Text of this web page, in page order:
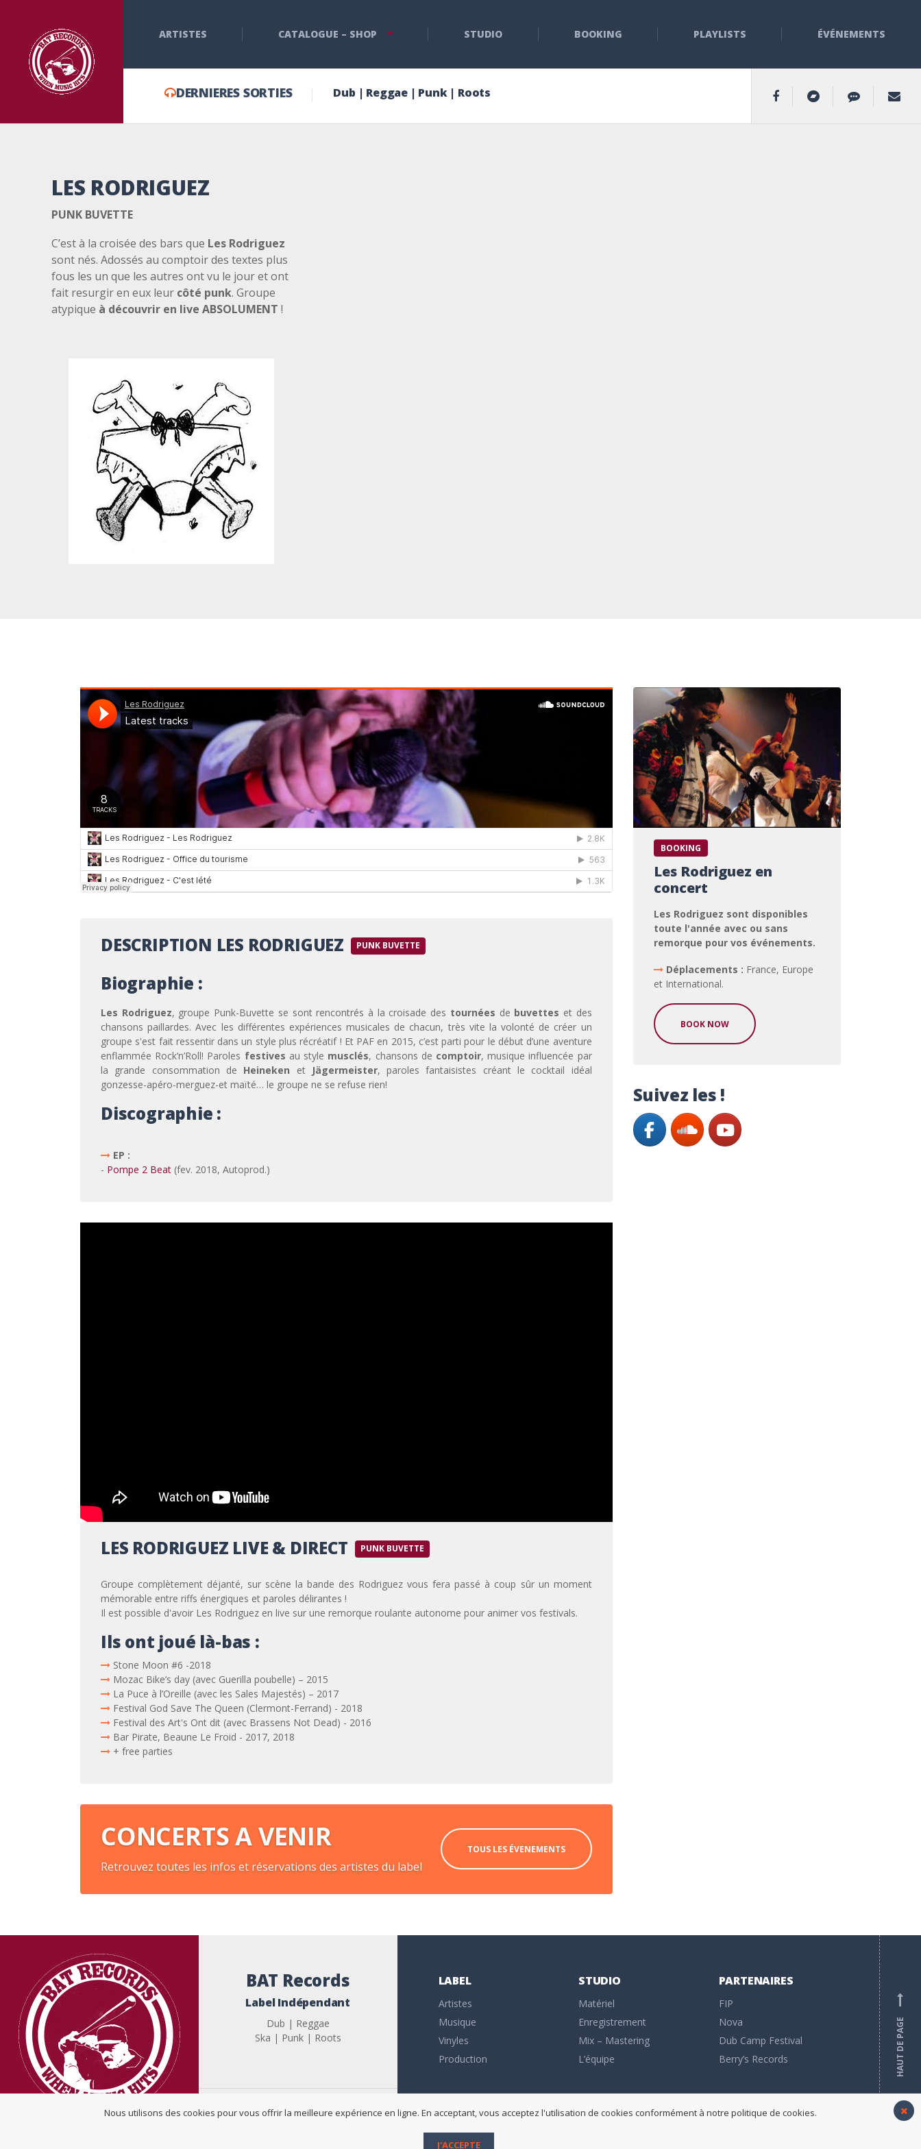
ARTISTES CATALOGUE – SHOP STUDIO BOOKING PLAYLISTS ÉVÉNEMENTS
DERNIERES SORTIES Dub | Reggae | Punk | Roots
LES RODRIGUEZ
PUNK BUVETTE
C’est à la croisée des bars que Les Rodriguez
sont nés. Adossés au comptoir des textes plus
fous les un que les autres ont vu le jour et ont
fait resurgir en eux leur côté punk. Groupe
atypique à découvrir en live ABSOLUMENT !
DESCRIPTION LES RODRIGUEZ PUNK BUVETTE
Biographie :
Les Rodriguez, groupe Punk-Buvette se sont rencontrés à la croisade des tournées de buvettes et des
chansons paillardes. Avec les différentes expériences musicales de chacun, très vite la volonté de créer un
groupe s'est fait ressentir dans un style plus récréatif ! Et PAF en 2015, c’est parti pour le début d’une aventure
enflammée Rock’n’Roll! Paroles festives au style musclés, chansons de comptoir, musique influencée par
la grande consommation de Heineken et Jägermeister, paroles fantaisistes créant le cocktail idéal
gonzesse-apéro-merguez-et maïté… le groupe ne se refuse rien!
Discographie :
EP :
- Pompe 2 Beat (fev. 2018, Autoprod.)
LES RODRIGUEZ LIVE & DIRECT PUNK BUVETTE
Groupe complètement déjanté, sur scène la bande des Rodriguez vous fera passé à coup sûr un moment
mémorable entre riffs énergiques et paroles délirantes !
Il est possible d'avoir Les Rodriguez en live sur une remorque roulante autonome pour animer vos festivals.
Ils ont joué là-bas :
Stone Moon #6 -2018
Mozac Bike’s day (avec Guerilla poubelle) – 2015
La Puce à l’Oreille (avec les Sales Majestés) – 2017
Festival God Save The Queen (Clermont-Ferrand) - 2018
Festival des Art's Ont dit (avec Brassens Not Dead) - 2016
Bar Pirate, Beaune Le Froid - 2017, 2018
+ free parties
CONCERTS A VENIR
Retrouvez toutes les infos et réservations des artistes du label
TOUS LES ÉVENEMENTS
BOOKING
Les Rodriguez en
concert
Les Rodriguez sont disponibles
toute l'année avec ou sans
remorque pour vos événements.
Déplacements : France, Europe
et International.
BOOK NOW
Suivez les !
BAT Records
Label Indépendant
Dub | Reggae
Ska | Punk | Roots
LABEL
Artistes
Musique
Vinyles
Production
STUDIO
Matériel
Enregistrement
Mix – Mastering
L’équipe
PARTENAIRES
FIP
Nova
Dub Camp Festival
Berry’s Records
HAUT DE PAGE
Nous utilisons des cookies pour vous offrir la meilleure expérience en ligne. En acceptant, vous acceptez l'utilisation de cookies conformément à notre politique de cookies.
J'ACCEPTE